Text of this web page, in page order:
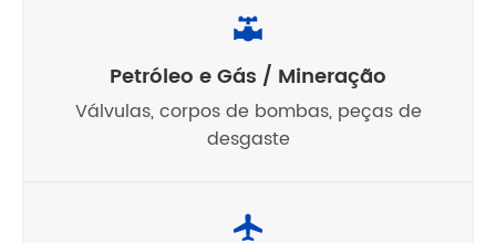
Petróleo e Gás / Mineração
Válvulas, corpos de bombas, peças de
desgaste